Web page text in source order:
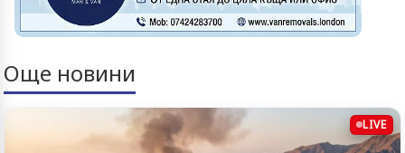
Още новини
LIVE